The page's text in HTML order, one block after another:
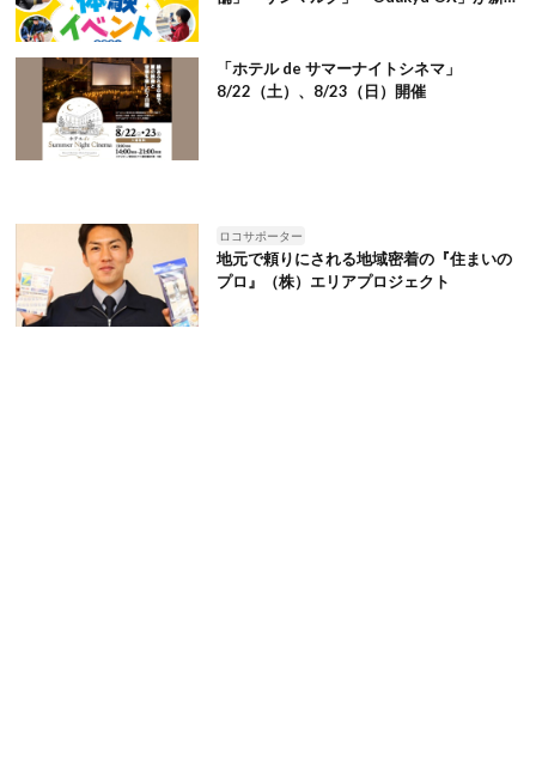
「ホテル de サマーナイトシネマ」
8/22（土）、8/23（日）開催
ロコサポーター
地元で頼りにされる地域密着の『住まいの
プロ』（株）エリアプロジェクト